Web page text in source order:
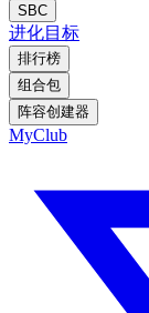
SBC
进化目标
排行榜
组合包
阵容创建器
MyClub